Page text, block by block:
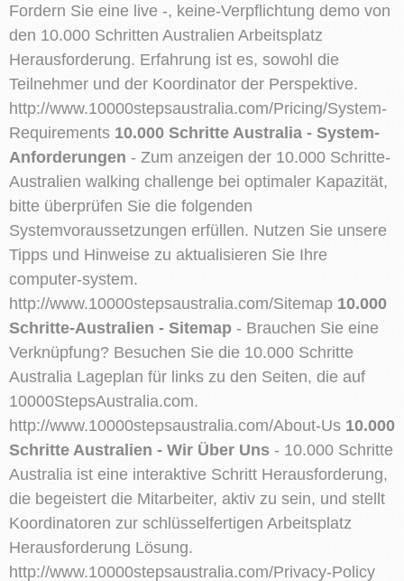
Fordern Sie eine live -, keine-Verpflichtung demo von
den 10.000 Schritten Australien Arbeitsplatz
Herausforderung. Erfahrung ist es, sowohl die
Teilnehmer und der Koordinator der Perspektive.
http://www.10000stepsaustralia.com/Pricing/System-
Requirements 10.000 Schritte Australia - System-
Anforderungen - Zum anzeigen der 10.000 Schritte-
Australien walking challenge bei optimaler Kapazität,
bitte überprüfen Sie die folgenden
Systemvoraussetzungen erfüllen. Nutzen Sie unsere
Tipps und Hinweise zu aktualisieren Sie Ihre
computer-system.
http://www.10000stepsaustralia.com/Sitemap 10.000
Schritte-Australien - Sitemap - Brauchen Sie eine
Verknüpfung? Besuchen Sie die 10.000 Schritte
Australia Lageplan für links zu den Seiten, die auf
10000StepsAustralia.com.
http://www.10000stepsaustralia.com/About-Us 10.000
Schritte Australien - Wir Über Uns - 10.000 Schritte
Australia ist eine interaktive Schritt Herausforderung,
die begeistert die Mitarbeiter, aktiv zu sein, und stellt
Koordinatoren zur schlüsselfertigen Arbeitsplatz
Herausforderung Lösung.
http://www.10000stepsaustralia.com/Privacy-Policy